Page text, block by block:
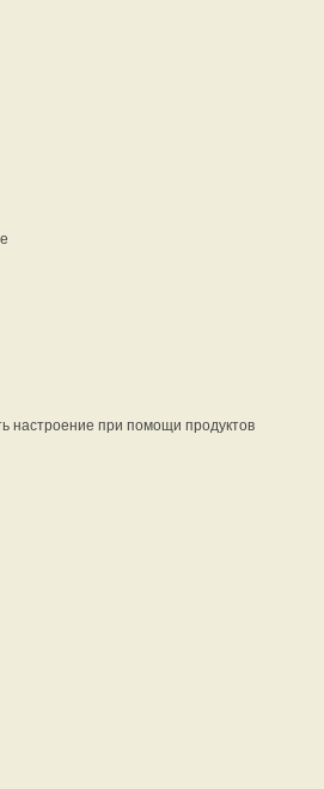
настроение при помощи продуктов